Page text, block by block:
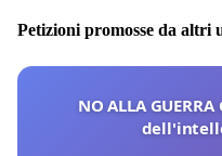
Petizioni promosse da altri
NO ALLA